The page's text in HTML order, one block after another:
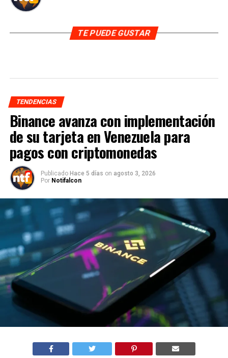
TE PUEDE GUSTAR
TENDENCIAS
Binance avanza con implementación
de su tarjeta en Venezuela para
pagos con criptomonedas
Publicado Hace 5 días on agosto 3, 2026
Por Notifalcon